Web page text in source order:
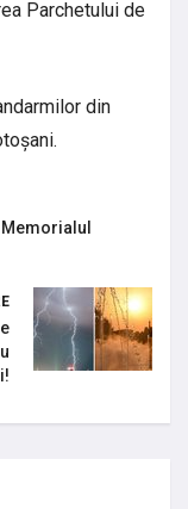
Parchetului de
din